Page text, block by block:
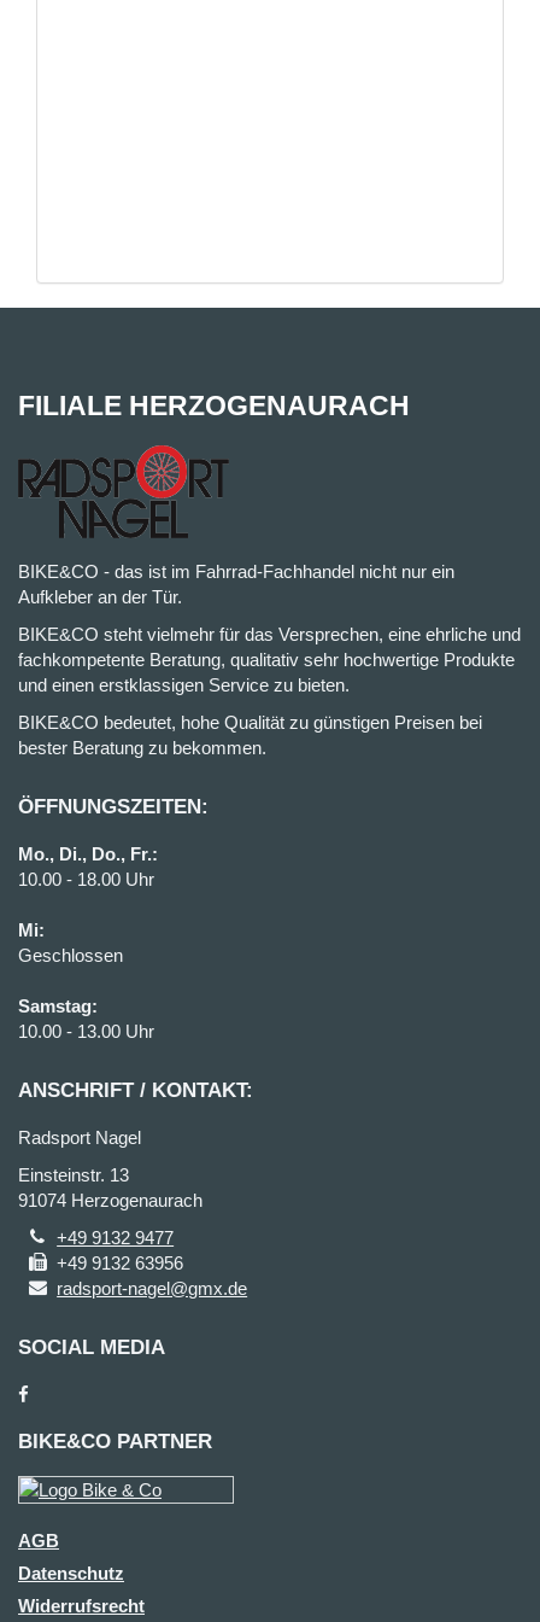
FILIALE HERZOGENAURACH
BIKE&CO - das ist im Fahrrad-Fachhandel nicht nur ein
Aufkleber an der Tür.
BIKE&CO steht vielmehr für das Versprechen, eine ehrliche und
fachkompetente Beratung, qualitativ sehr hochwertige Produkte
und einen erstklassigen Service zu bieten.
BIKE&CO bedeutet, hohe Qualität zu günstigen Preisen bei
bester Beratung zu bekommen.
ÖFFNUNGSZEITEN:
Mo., Di., Do., Fr.:
10.00 - 18.00 Uhr
Mi:
Geschlossen
Samstag:
10.00 - 13.00 Uhr
ANSCHRIFT / KONTAKT:
Radsport Nagel
Einsteinstr. 13
91074 Herzogenaurach
+49 9132 9477
+49 9132 63956
radsport-nagel@gmx.de
SOCIAL MEDIA
BIKE&CO PARTNER
AGB
Datenschutz
Widerrufsrecht